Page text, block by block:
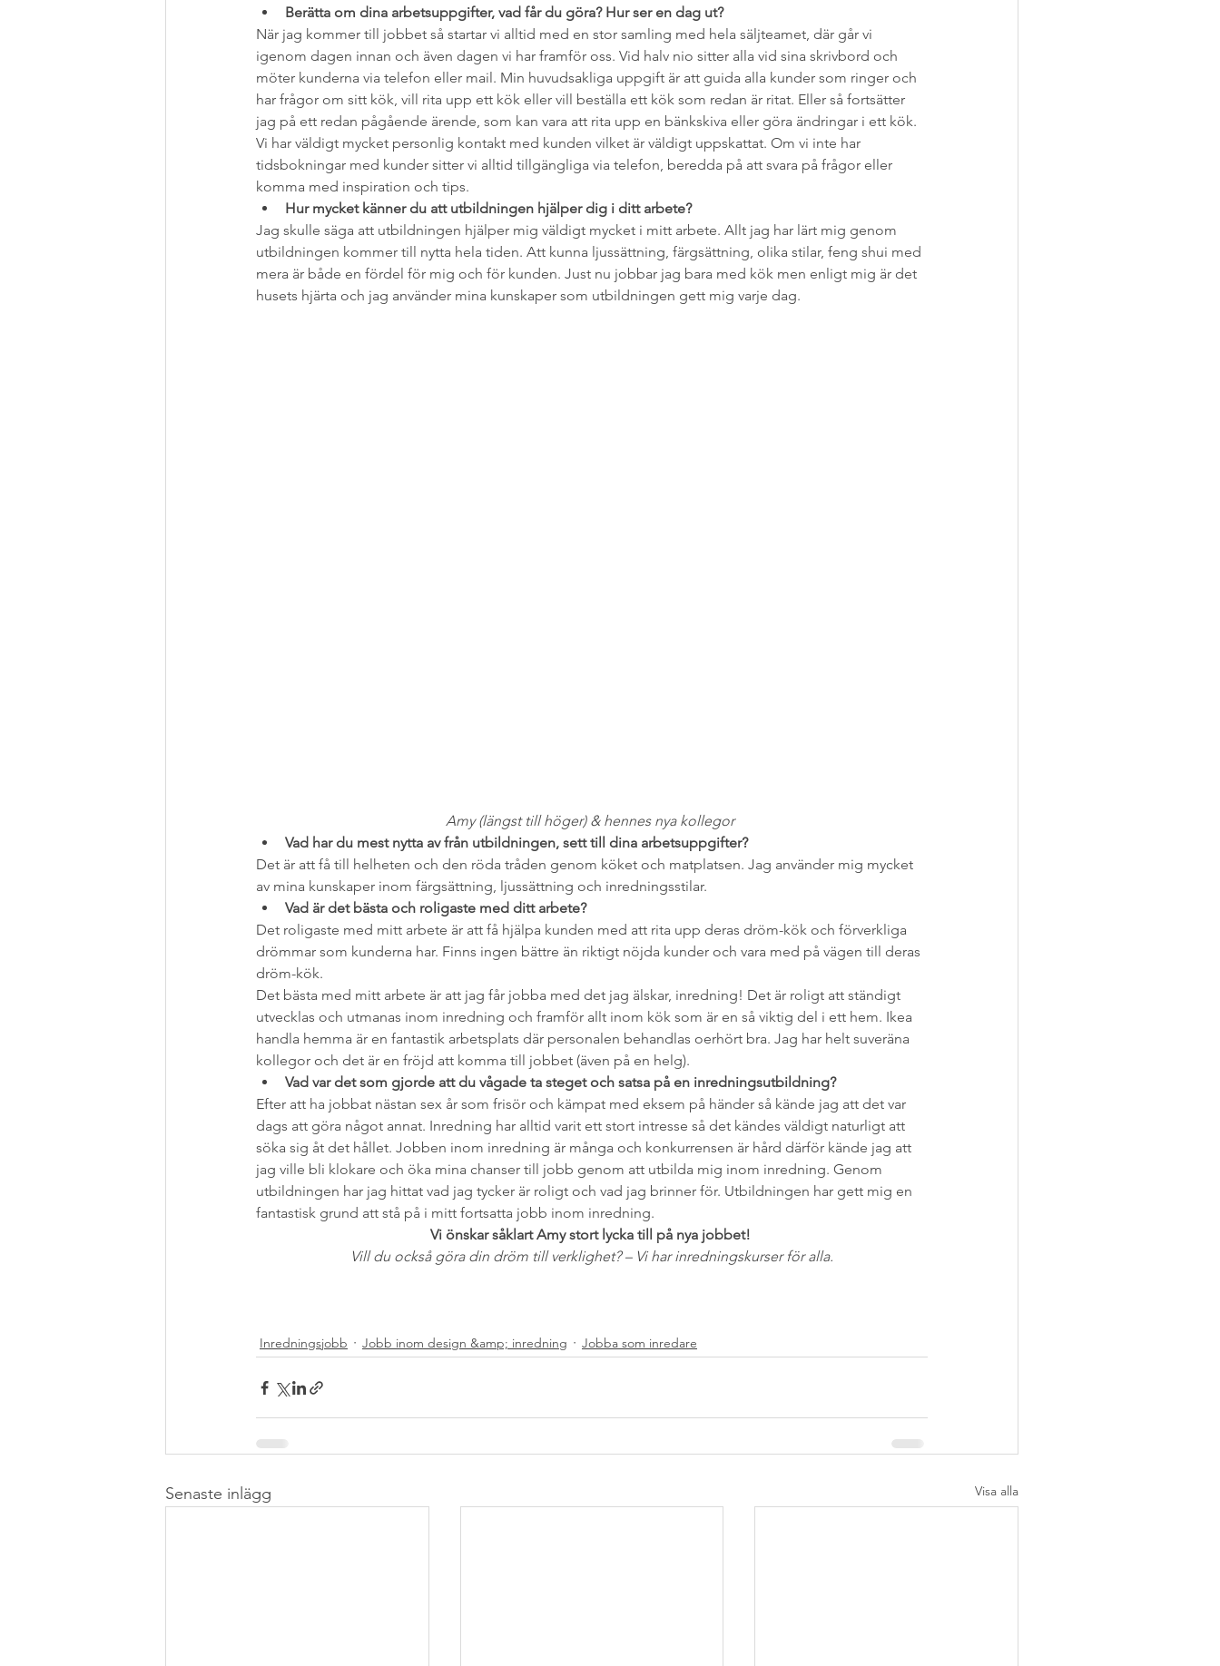
Berätta om dina arbetsuppgifter, vad får du göra? Hur ser en dag ut?
När jag kommer till jobbet så startar vi alltid med en stor samling med hela säljteamet, där går vi
igenom dagen innan och även dagen vi har framför oss. Vid halv nio sitter alla vid sina skrivbord och
möter kunderna via telefon eller mail. Min huvudsakliga uppgift är att guida alla kunder som ringer och
har frågor om sitt kök, vill rita upp ett kök eller vill beställa ett kök som redan är ritat. Eller så fortsätter
jag på ett redan pågående ärende, som kan vara att rita upp en bänkskiva eller göra ändringar i ett kök.
Vi har väldigt mycket personlig kontakt med kunden vilket är väldigt uppskattat. Om vi inte har
tidsbokningar med kunder sitter vi alltid tillgängliga via telefon, beredda på att svara på frågor eller
komma med inspiration och tips.
Hur mycket känner du att utbildningen hjälper dig i ditt arbete?
Jag skulle säga att utbildningen hjälper mig väldigt mycket i mitt arbete. Allt jag har lärt mig genom
utbildningen kommer till nytta hela tiden. Att kunna ljussättning, färgsättning, olika stilar, feng shui med
mera är både en fördel för mig och för kunden. Just nu jobbar jag bara med kök men enligt mig är det
husets hjärta och jag använder mina kunskaper som utbildningen gett mig varje dag.
Amy (längst till höger) & hennes nya kollegor
Vad har du mest nytta av från utbildningen, sett till dina arbetsuppgifter?
Det är att få till helheten och den röda tråden genom köket och matplatsen. Jag använder mig mycket
av mina kunskaper inom färgsättning, ljussättning och inredningsstilar.
Vad är det bästa och roligaste med ditt arbete?
Det roligaste med mitt arbete är att få hjälpa kunden med att rita upp deras dröm-kök och förverkliga
drömmar som kunderna har. Finns ingen bättre än riktigt nöjda kunder och vara med på vägen till deras
dröm-kök.
Det bästa med mitt arbete är att jag får jobba med det jag älskar, inredning! Det är roligt att ständigt
utvecklas och utmanas inom inredning och framför allt inom kök som är en så viktig del i ett hem. Ikea
handla hemma är en fantastik arbetsplats där personalen behandlas oerhört bra. Jag har helt suveräna
kollegor och det är en fröjd att komma till jobbet (även på en helg).
Vad var det som gjorde att du vågade ta steget och satsa på en inredningsutbildning?
Efter att ha jobbat nästan sex år som frisör och kämpat med eksem på händer så kände jag att det var
dags att göra något annat. Inredning har alltid varit ett stort intresse så det kändes väldigt naturligt att
söka sig åt det hållet. Jobben inom inredning är många och konkurrensen är hård därför kände jag att
jag ville bli klokare och öka mina chanser till jobb genom att utbilda mig inom inredning. Genom
utbildningen har jag hittat vad jag tycker är roligt och vad jag brinner för. Utbildningen har gett mig en
fantastisk grund att stå på i mitt fortsatta jobb inom inredning.
Vi önskar såklart Amy stort lycka till på nya jobbet!
Vill du också göra din dröm till verklighet? – Vi har inredningskurser för alla.
Inredningsjobb Jobb inom design &amp; inredning Jobba som inredare
Senaste inlägg Visa alla